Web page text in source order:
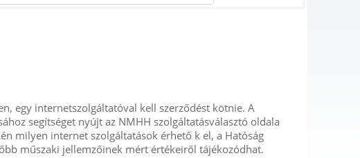
egy internetszolgáltatóval kell szerződést kötnie. A
segítséget nyújt az NMHH szolgáltatásválasztó oldala
milyen internet szolgáltatások érhető k el, a Hatóság
műszaki jellemzőinek mért értékeiről tájékozódhat.